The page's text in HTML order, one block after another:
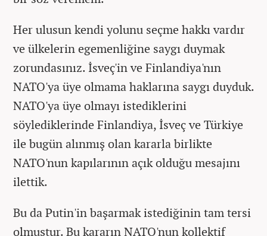
Her ulusun kendi yolunu seçme hakkı vardır
ve ülkelerin egemenliğine saygı duymak
zorundasınız. İsveç'in ve Finlandiya'nın
NATO'ya üye olmama haklarına saygı duyduk.
NATO'ya üye olmayı istediklerini
söylediklerinde Finlandiya, İsveç ve Türkiye
ile bugün alınmış olan kararla birlikte
NATO'nun kapılarının açık olduğu mesajını
ilettik.
Bu da Putin'in başarmak istediğinin tam tersi
olmuştur. Bu kararın NATO'nun kollektif